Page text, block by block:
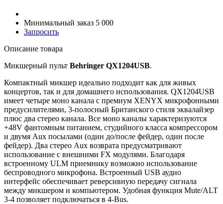
Минимальный заказ 5 000
Запросить
Описание товара
Микшерный пульт Behringer QX1204USB.
Компактный микшер идеально подходит как для живых
концертов, так и для домашнего использования. QX1204USB
имеет четыре моно канала с премиум XENYX микрофонными
предусилителями, 3-полосный Британского стиля эквалайзер
плюс два стерео канала. Все моно каналы характеризуются
+48V фантомным питанием, студийного класса компрессором
и двумя Aux посылами (один до/после фейдер, один после
фейдер). Два стерео Aux возврата предусматривают
использование с внешними FX модулями. Благодаря
встроенному ULM приемнику возможно использование
беспроводного микрофона. Встроенный USB аудио
интерфейс обеспечивает реверсивную передачу сигнала
между микшером и компьютером. Удобная функция Mute/ALT
3-4 позволяет подключаться в 4-Bus.